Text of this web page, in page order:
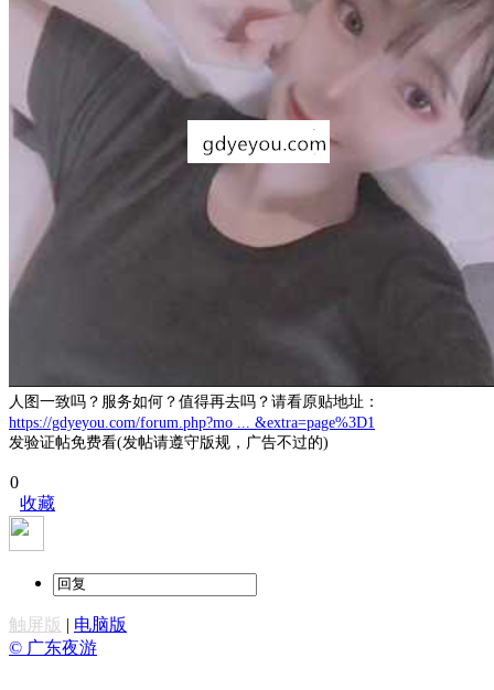
人图一致吗？服务如何？值得再去吗？请看原贴地址：
https://gdyeyou.com/forum.php?mo ... &extra=page%3D1
发验证帖免费看(发帖请遵守版规，广告不过的)
0
收藏
触屏版 | 电脑版
© 广东夜游